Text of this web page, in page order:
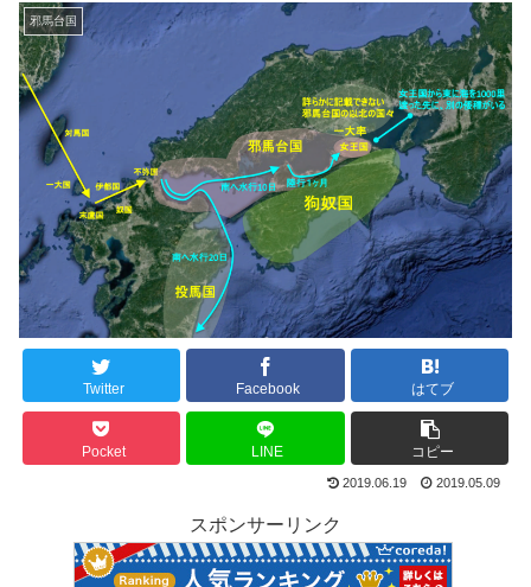
邪馬台国
Twitter Facebook はてブ
Pocket LINE コピー
2019.06.19 2019.05.09
スポンサーリンク